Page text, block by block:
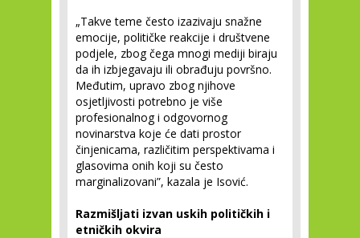
„Takve teme često izazivaju snažne
emocije, političke reakcije i društvene
podjele, zbog čega mnogi mediji biraju
da ih izbjegavaju ili obrađuju površno.
Međutim, upravo zbog njihove
osjetljivosti potrebno je više
profesionalnog i odgovornog
novinarstva koje će dati prostor
činjenicama, različitim perspektivama i
glasovima onih koji su često
marginalizovani”, kazala je Isović.
Razmišljati izvan uskih političkih i
etničkih okvira